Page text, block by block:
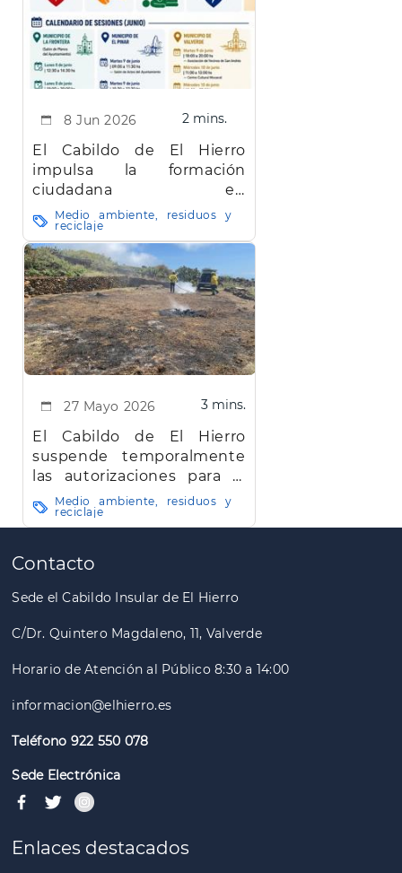
8 Jun 2026 2 mins.
El Cabildo de El Hierro
impulsa la formación
ciudadana en
cardioprotección y uso de
desfibriladores
Medio ambiente, residuos y
reciclaje
27 Mayo 2026 3 mins.
El Cabildo de El Hierro
suspende temporalmente
las autorizaciones para la
quema de rastrojos y restos
vegetales agrícolas o
Medio ambiente, residuos y
reciclaje
Paginación
Contacto
Sede el Cabildo Insular de El Hierro
C/Dr. Quintero Magdaleno, 11, Valverde
Horario de Atención al Público 8:30 a 14:00
informacion@elhierro.es
Teléfono 922 550 078
Sede Electrónica
Enlaces destacados